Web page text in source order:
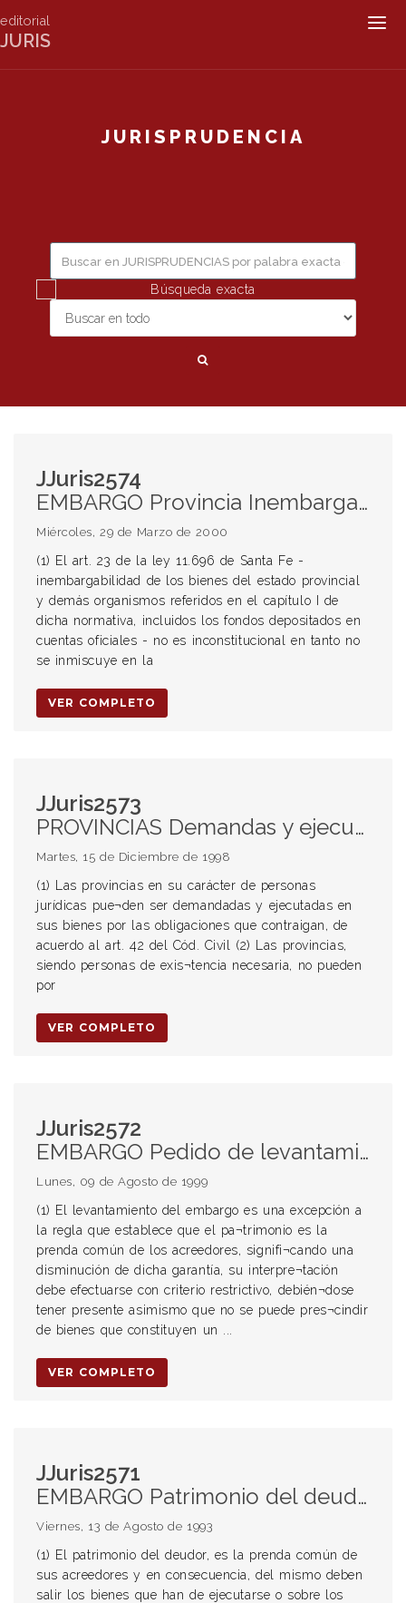
editorial
JURIS
JURISPRUDENCIA
Búsqueda exacta
JJuris2574
EMBARGO Provincia Inembargabilidad (1) (2) (3) (7) (8) (9) Art. 23 de la ley 11.696 de Santa Fe (4) Crédito de naturaleza previsional RECURSO DE INCONSTITUCIONALIDAD (6) Criterio restrictivo con que debe aplicarse la inconstitucionalidad LEY DE EMERGENCIA Inembargabilidad de los bienes del estado provincial (1) (3) (5) (7) (8) (9) (10) (11) Constitucionalidad (2) Alcance
Miércoles, 29 de Marzo de 2000
(1) El art. 23 de la ley 11.696 de Santa Fe -
inembargabilidad de los bienes del estado provincial
y demás organismos referidos en el capítulo I de
dicha normativa, incluidos los fondos depositados en
cuentas oficiales - no es inconstitucional en tanto no
se inmiscuye en la
VER COMPLETO
JJuris2573
PROVINCIAS Demandas y ejecuciones contra las Provincias (1) Procedencia Embargos Improcedencia (2) (3) Rentas o recursos indispensables (5) Sumas a percibir por el Régimen de Coparticipación Federal de Impuestos Leyes provinciales (4) Tendientes a sustraer de la acción de los acreedores los bienes, recursos y rentas del Estado EMBARGO Provincias Improcedencia (2) (3) Rentas o recursos indispensables (5) Sumas a percibir por el Régimen de Coparticipación Federal de Impuestos
Martes, 15 de Diciembre de 1998
(1) Las provincias en su carácter de personas
jurídicas pue¬den ser demandadas y ejecutadas en
sus bienes por las obligaciones que contraigan, de
acuerdo al art. 42 del Cód. Civil (2) Las provincias,
siendo personas de exis¬tencia necesaria, no pueden
por
VER COMPLETO
JJuris2572
EMBARGO Pedido de levantamiento (1) Criterio restrictivo (2) Procedencia (3) Improcedencia
Lunes, 09 de Agosto de 1999
(1) El levantamiento del embargo es una excepción a
la regla que establece que el pa¬trimonio es la
prenda común de los acreedores, signifi¬cando una
disminución de dicha garantía, su interpre¬tación
debe efectuarse con criterio restrictivo, debién¬dose
tener presente asimismo que no se puede pres¬cindir
de bienes que constituyen un ...
VER COMPLETO
JJuris2571
EMBARGO Patrimonio del deudor
Viernes, 13 de Agosto de 1993
(1) El patrimonio del deudor, es la prenda común de
sus acreedores y en consecuencia, del mismo deben
salir los bienes que han de ejecutarse o sobre los